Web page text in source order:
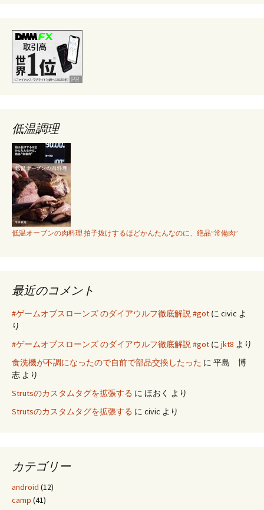
低温調理
低温オーブンの肉料理 拍子抜けするほどかんたんなのに、絶品“常備肉”
最近のコメント
#ゲームオブスローンズ のダイアウルフ徹底解説 #got に civic よ
り
#ゲームオブスローンズ のダイアウルフ徹底解説 #got に jkt8 より
食洗機が不調になったので自前で部品交換したった に 平島 博
志 より
Strutsのカスタムタグを拡張する に ほおく より
Strutsのカスタムタグを拡張する に civic より
カテゴリー
android (12)
camp (41)